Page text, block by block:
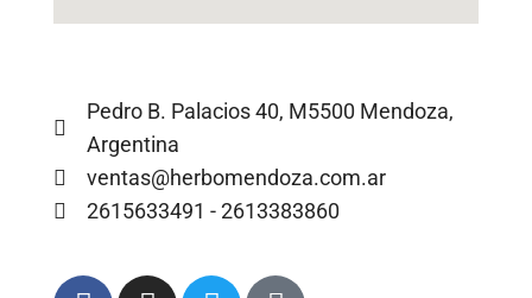
Pedro B. Palacios 40, M5500 Mendoza,
Argentina
ventas@herbomendoza.com.ar
2615633491 - 2613383860